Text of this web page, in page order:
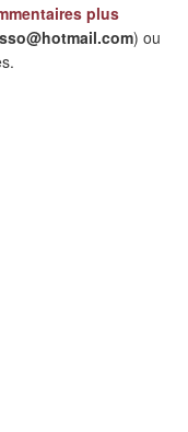
plus
) ou